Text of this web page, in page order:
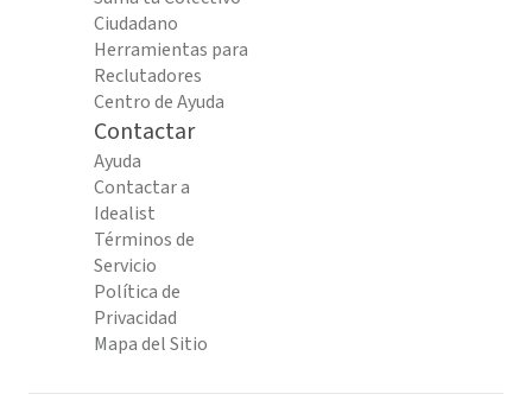
Ciudadano
Herramientas para
Reclutadores
Centro de Ayuda
Contactar
Ayuda
Contactar a
Idealist
Términos de
Servicio
Política de
Privacidad
Mapa del Sitio